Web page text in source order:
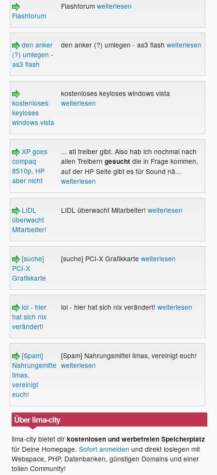
Flashforum
Flashforum weiterlesen
den anker
(?) umlegen -
as3 flash
den anker (?) umlegen - as3 flash weiterlesen
kostenloses
keyloses
windows vista
kostenloses keyloses windows vista
weiterlesen
XP goes
compaq
8510p, HP
aber nicht
... ati treiber gibt. Also hab ich nochmal nach
allen Treibern gesucht die in Frage kommen,
auf der HP Seite gibt es für Sound nä...
weiterlesen
LIDL
überwacht
Mitarbeiter!
LIDL überwacht Mitarbeiter! weiterlesen
[suche]
PCI-X
Grafikkarte
[suche] PCI-X Grafikkarte weiterlesen
lol - hier
hat sich nix
verändert!
lol - hier hat sich nix verändert! weiterlesen
[Spam]
Nahrungsmittel
limas,
vereinigt
euch!
[Spam] Nahrungsmittel limas, vereinigt euch!
weiterlesen
Über lima-city
lima-city bietet dirkostenlosen und werbefreien Speicherplatz
für Deine Homepage.Sofort anmelden und direkt loslegen mit
Webspace, PHP, Datenbanken, günstigen Domains und einer
tollen Community!